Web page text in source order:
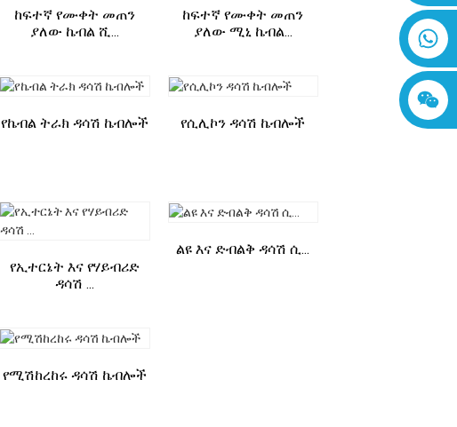
8618019377761
ከፍተኛ የሙቀት መጠን
ያለው ኬብል ሺ...
ከፍተኛ የሙቀት መጠን
ያለው ሚኒ ኬብል...
የኬብል ትራክ ዳሳሽ ኬብሎች የሲሊኮን ዳሳሽ ኬብሎች
የኢተርኔት እና የሃይብሪድ
ዳሳሽ ...
ልዩ እና ድብልቅ ዳሳሽ ሲ...
የሚሽከረከሩ ዳሳሽ ኬብሎች